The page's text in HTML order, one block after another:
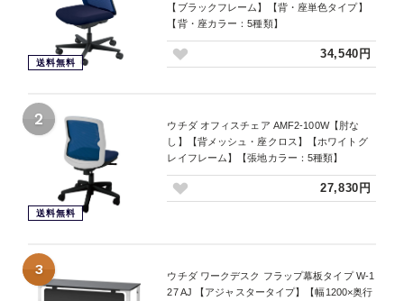
送料無料
【ブラックフレーム】【背・座単色タイプ】
【背・座カラー：5種類】
34,540円
2
送料無料
ウチダ オフィスチェア AMF2-100W【肘な
し】【背メッシュ・座クロス】【ホワイトグ
レイフレーム】【張地カラー：5種類】
27,830円
3
ウチダ ワークデスク フラップ幕板タイプ W-1
27 AJ 【アジャスタータイプ】【幅1200×奥行